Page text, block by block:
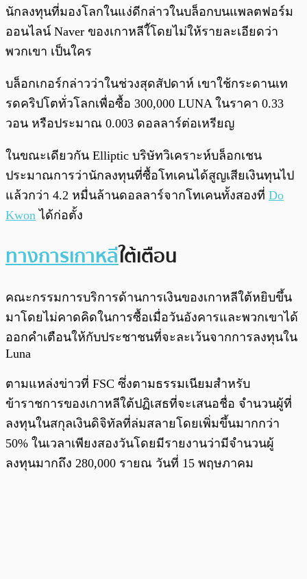
นักลงทุนที่มองโลกในแง่ดีกล่าวในบล็อกบนแพลตฟอร์ม
ออนไลน์ Naver ของเกาหลีใ้โดยไม่ให้รายละเอียดว่า
พวกเขา เป็นใคร
บล็อกเกอร์กล่าวว่าในช่วงสุดสัปดาห์ เขาใช้กระดานเท
รดคริปโตทั่วโลกเพื่อซื้อ 300,000 LUNA ในราคา 0.33
วอน หรือประมาณ 0.003 ดอลลาร์ต่อเหรียญ
ในขณะเดียวกัน Elliptic บริษัทวิเคราะห์บล็อกเชน
ประมาณการว่านักลงทุนที่ซื้อโทเคนได้สูญเสียเงินทุนไป
แล้วกว่า 4.2 หมื่นล้านดอลลาร์จากโทเคนทั้งสองที่ Do
Kwon ได้ก่อตั้ง
ทางการเกาหลีใต้เตือน
คณะกรรมการบริการด้านการเงินของเกาหลีใต้หยิบขึ้น
มาโดยไม่คาดคิดในการซื้อเมื่อวันอังคารและพวกเขาได้
ออกคำเตือนให้กับประชาชนที่จะละเว้นจากการลงทุนใน
Luna
ตามแหล่งข่าวที่ FSC ซึ่งตามธรรมเนียมสำหรับ
ข้าราชการของเกาหลีใต้ปฏิเสธที่จะเสนอชื่อ จำนวนผู้ที่
ลงทุนในสกุลเงินดิจิทัลที่ล่มสลายโดยเพิ่มขึ้นมากกว่า
50% ในเวลาเพียงสองวันโดยมีรายงานว่ามีจำนวนผู้
ลงทุนมากถึง 280,000 รายณ วันที่ 15 พฤษภาคม